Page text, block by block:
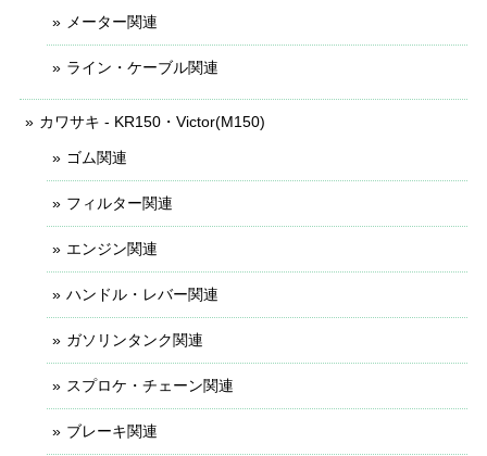
メーター関連
ライン・ケーブル関連
カワサキ - KR150・Victor(M150)
ゴム関連
フィルター関連
エンジン関連
ハンドル・レバー関連
ガソリンタンク関連
スプロケ・チェーン関連
ブレーキ関連